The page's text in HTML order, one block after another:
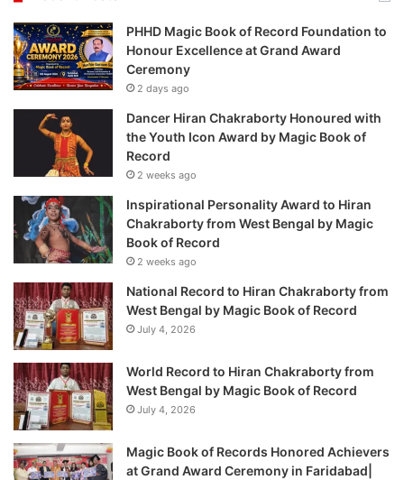
PHHD Magic Book of Record Foundation to
Honour Excellence at Grand Award
Ceremony
2 days ago
Dancer Hiran Chakraborty Honoured with
the Youth Icon Award by Magic Book of
Record
2 weeks ago
Inspirational Personality Award to Hiran
Chakraborty from West Bengal by Magic
Book of Record
2 weeks ago
National Record to Hiran Chakraborty from
West Bengal by Magic Book of Record
July 4, 2026
World Record to Hiran Chakraborty from
West Bengal by Magic Book of Record
July 4, 2026
Magic Book of Records Honored Achievers
at Grand Award Ceremony in Faridabad|